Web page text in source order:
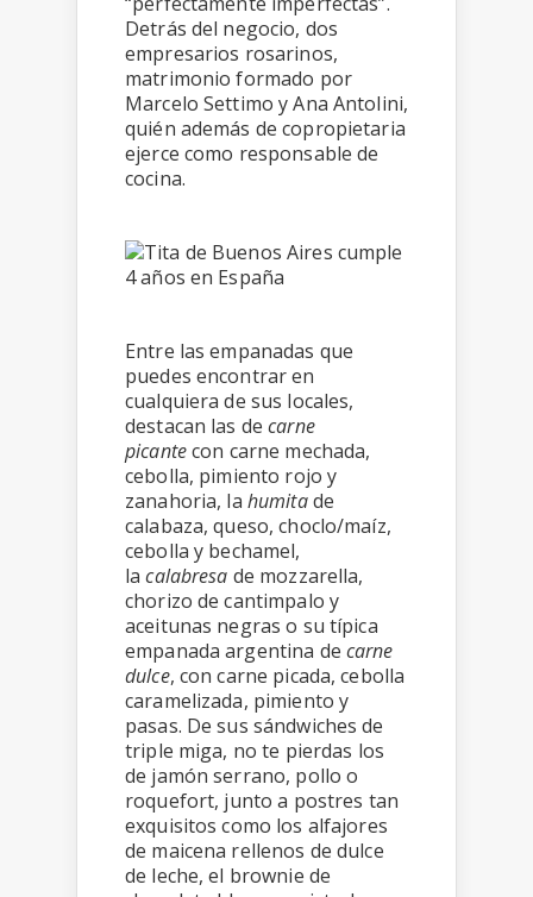
Detrás del negocio, dos
empresarios rosarinos,
matrimonio formado por
Marcelo Settimo y Ana Antolini,
quién además de copropietaria
ejerce como responsable de
cocina.
Entre las empanadas que
puedes encontrar en
cualquiera de sus locales,
destacan las decarne
picantecon carne mechada,
cebolla, pimiento rojo y
zanahoria, la humitade
calabaza, queso, choclo/maíz,
cebolla y bechamel,
lacalabresa de mozzarella,
chorizo de cantimpalo y
aceitunas negras o su típica
empanada argentina de carne
dulce, con carne picada, cebolla
caramelizada, pimiento y
pasas. De sus sándwiches de
triple miga, no te pierdas los
de jamón serrano, pollo o
roquefort, junto a postres tan
exquisitos como los alfajores
de maicena rellenos de dulce
de leche, el brownie de